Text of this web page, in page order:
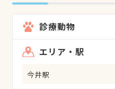
診療動物
エリア・駅
今井駅